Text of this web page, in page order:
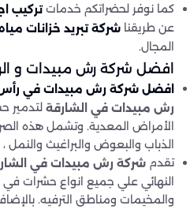
كما نوفر لحضراتكم خدماتتركيب
عن طريقنا شركة تبريد خزانات
المجال.
افضل شركة رش مبيدات و
افضل شركة رش مبيدات في
رش مبيدات في الشارقة لتدمير
الأمراض المعدية. وتشمل هذه
الذباب والبعوض والبراغيث والنمل
تقدم شركة رش مبيدات في
النهائي علي جميع انواع حشرات في
والمخيمات ومناطق الترفيه.